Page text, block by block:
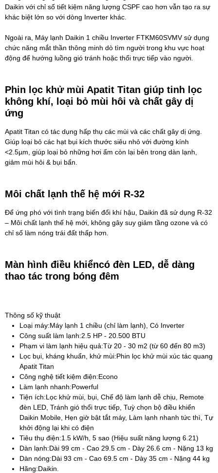
Daikin với chỉ số tiết kiệm năng lượng CSPF cao hơn vẫn tạo ra sự
khác biệt lớn so với dòng Inverter khác.
Ngoài ra, Máy lạnh Daikin 1 chiều Inverter FTKM60SVMVsử dụng
chức năng mắt thần thông minh dò tìm người trong khu vực hoạt
động để hướng luồng gió tránh hoặc thổi trực tiếp vào người.
Phin lọc khử mùi Apatit Titan giúp tinh lọc
không khí, loại bỏ mùi hôi và chất gây dị
ứng
Apatit Titan có tác dụng hấp thụ các mùi và các chất gây dị ứng.
Giúp loại bỏ các hạt bụi kích thước siêu nhỏ với đường kính
<2.5µm, giúp loại bỏ những hơi ẩm còn lại bên trong dàn lạnh,
giảm mùi hôi & bụi bẩn.
Môi chất lạnh thế hệ mới R-32
Để ứng phó với tình trạng biến đổi khí hậu, Daikin đã sử dụng R-32
– Môi chất lạnh thế hệ mới, không gây suy giảm tầng ozone và có
chỉ số làm nóng trái đất thấp hơn.
Màn hình điều khiểncó đèn LED, dễ dàng
thao tác trong bóng đêm
Thông số kỹ thuật
Loại máy:Máy lạnh 1 chiều (chỉ làm lạnh), Có Inverter
Công suất làm lạnh:2.5 HP - 20.500 BTU
Phạm vi làm lạnh hiệu quả:Từ 20 - 30 m2 (từ 60 đến 80 m3)
Lọc bụi, kháng khuẩn, khử mùi:Phin lọc khử mùi xúc tác quang
Apatit Titan
Công nghệ tiết kiệm điện:Econo
Làm lạnh nhanh:Powerful
Tiện ích:Lọc khử mùi, bụi, Chế độ làm lạnh dễ chịu, Remote
đèn LED, Tránh gió thổi trực tiếp, Tuỳ chọn bộ điều khiển
Daikin Mobile, Hẹn giờ bật tắt máy, Làm lạnh nhanh tức thì, Tự
khởi động lại khi có điện
Tiêu thụ điện:1.5 kW/h, 5 sao (Hiệu suất năng lượng 6.21)
Dàn lạnh:Dài 99 cm - Cao 29.5 cm - Dày 26.6 cm - Nặng 13 kg
Dàn nóng:Dài 93 cm - Cao 69.5 cm - Dày 35 cm - Nặng 44 kg
Hãng:Daikin.